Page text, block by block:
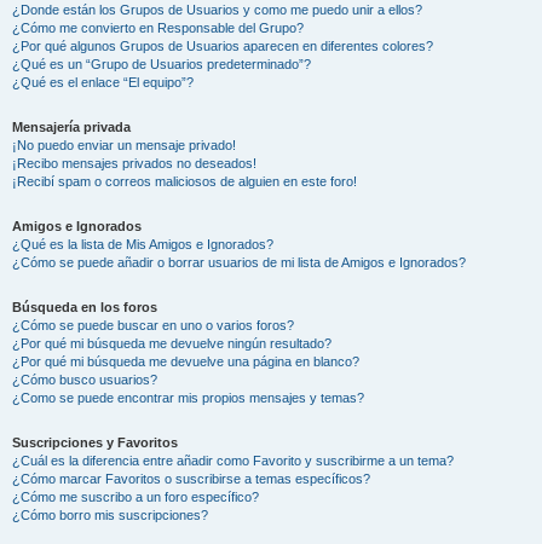
¿Donde están los Grupos de Usuarios y como me puedo unir a ellos?
¿Cómo me convierto en Responsable del Grupo?
¿Por qué algunos Grupos de Usuarios aparecen en diferentes colores?
¿Qué es un “Grupo de Usuarios predeterminado”?
¿Qué es el enlace “El equipo”?
Mensajería privada
¡No puedo enviar un mensaje privado!
¡Recibo mensajes privados no deseados!
¡Recibí spam o correos maliciosos de alguien en este foro!
Amigos e Ignorados
¿Qué es la lista de Mis Amigos e Ignorados?
¿Cómo se puede añadir o borrar usuarios de mi lista de Amigos e Ignorados?
Búsqueda en los foros
¿Cómo se puede buscar en uno o varios foros?
¿Por qué mi búsqueda me devuelve ningún resultado?
¿Por qué mi búsqueda me devuelve una página en blanco?
¿Cómo busco usuarios?
¿Como se puede encontrar mis propios mensajes y temas?
Suscripciones y Favoritos
¿Cuál es la diferencia entre añadir como Favorito y suscribirme a un tema?
¿Cómo marcar Favoritos o suscribirse a temas específicos?
¿Cómo me suscribo a un foro específico?
¿Cómo borro mis suscripciones?